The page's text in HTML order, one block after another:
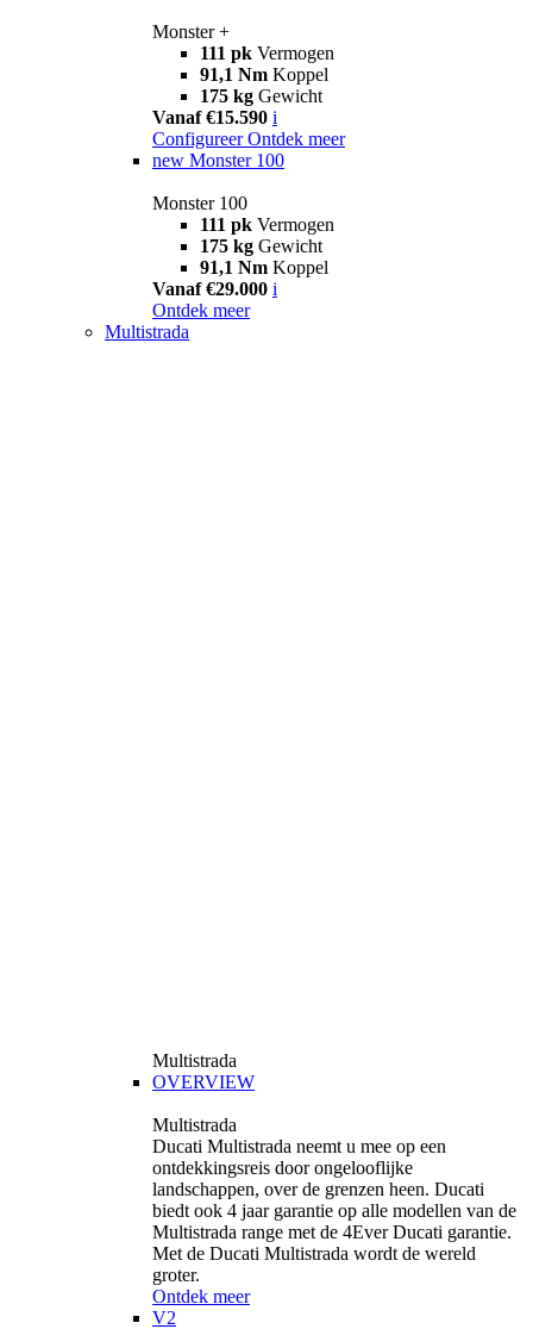
Monster +
111 pk Vermogen
91,1 Nm Koppel
175 kg Gewicht
Vanaf €15.590 i
Configureer Ontdek meer
new Monster 100
Monster 100
111 pk Vermogen
175 kg Gewicht
91,1 Nm Koppel
Vanaf €29.000 i
Ontdek meer
Multistrada
Multistrada
OVERVIEW
Multistrada
Ducati Multistrada neemt u mee op een
ontdekkingsreis door ongelooflijke
landschappen, over de grenzen heen. Ducati
biedt ook 4 jaar garantie op alle modellen van de
Multistrada range met de 4Ever Ducati garantie.
Met de Ducati Multistrada wordt de wereld
groter.
Ontdek meer
V2